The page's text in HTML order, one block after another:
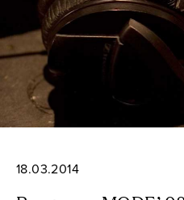
18.03.2014